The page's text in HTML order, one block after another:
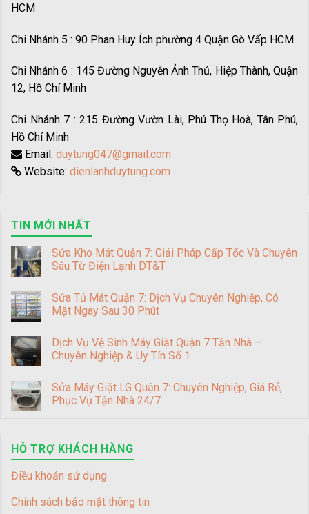
HCM
Chi Nhánh 5 : 90 Phan Huy Ích phường 4 Quận Gò Vấp HCM
Chi Nhánh 6 : 145 Đường Nguyễn Ảnh Thủ, Hiệp Thành, Quận
12, Hồ Chí Minh
Chi Nhánh 7 : 215 Đường Vườn Lài, Phú Thọ Hoà, Tân Phú,
Hồ Chí Minh
Email: duytung047@gmail.com
Website: dienlanhduytung.com
TIN MỚI NHẤT
Sửa Kho Mát Quận 7: Giải Pháp Cấp Tốc Và Chuyên
Sâu Từ Điện Lạnh DT&T
Sửa Tủ Mát Quận 7: Dịch Vụ Chuyên Nghiệp, Có
Mặt Ngay Sau 30 Phút
Dịch Vụ Vệ Sinh Máy Giặt Quận 7 Tận Nhà –
Chuyên Nghiệp & Uy Tín Số 1
Sửa Máy Giặt LG Quận 7: Chuyên Nghiệp, Giá Rẻ,
Phục Vụ Tận Nhà 24/7
HỖ TRỢ KHÁCH HÀNG
Điều khoản sử dụng
Chính sách bảo mật thông tin